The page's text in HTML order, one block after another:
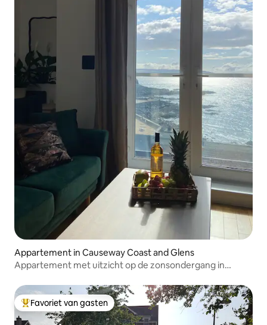
Appartement in Causeway Coast and Glens
Appartement met uitzicht op de zonsondergang in
Topfavoriet van gasten
Favoriet van gasten